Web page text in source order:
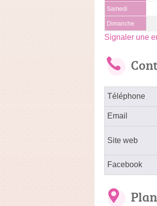
Samedi
Dimanche
Signaler une
Téléphone
Email
Site web
Facebook